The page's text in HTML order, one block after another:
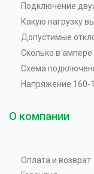
Подключение
Какую нагрузку
Допустимые
Сколько в ампере
Схема
Напряжение 160-
О компании
Оплата и возврат